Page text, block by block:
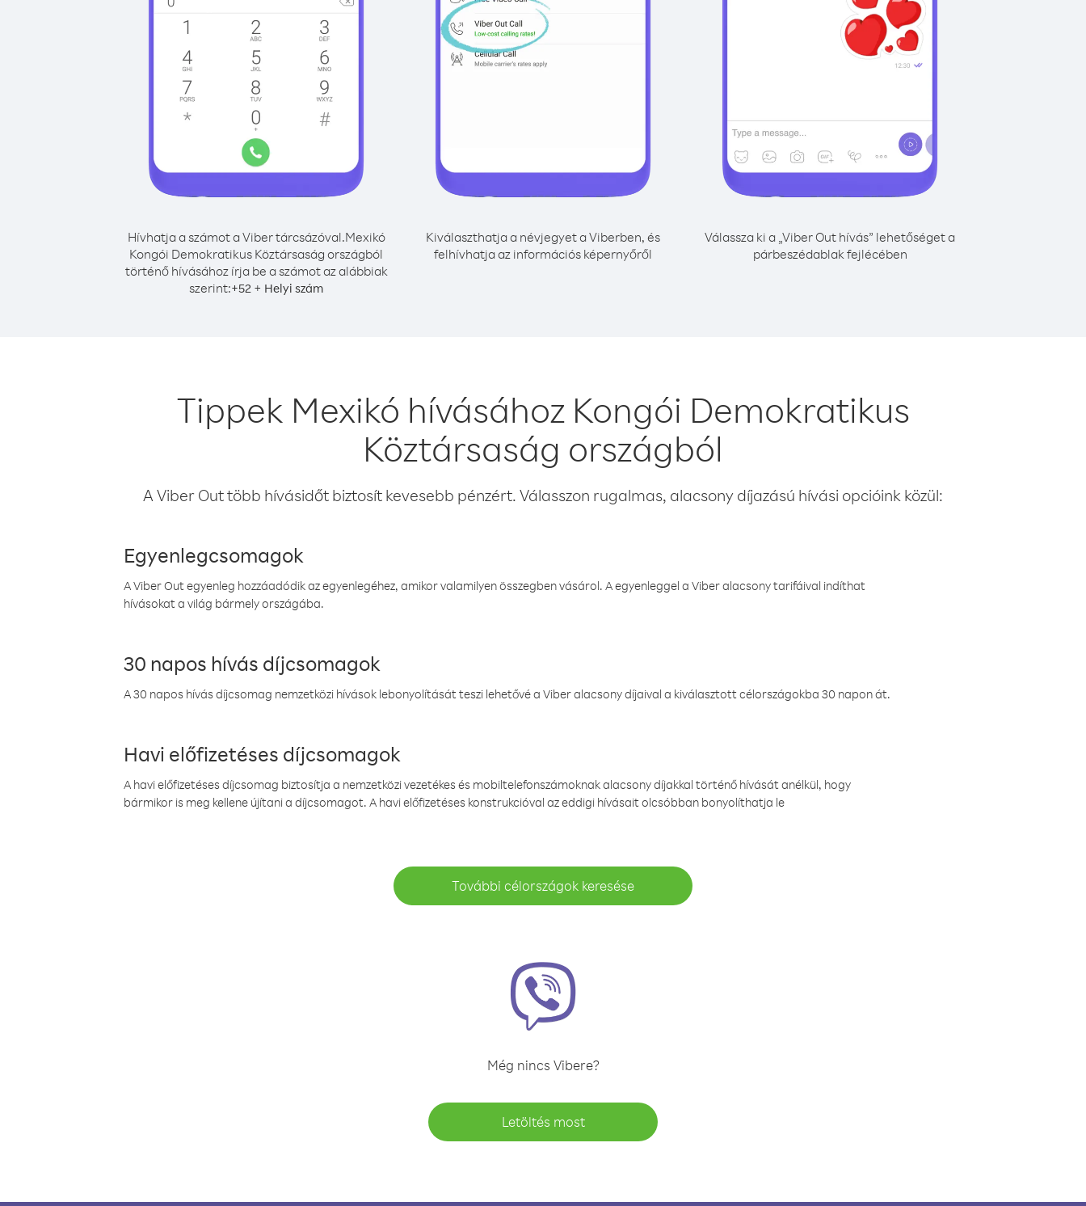
Hívhatja a számot a Viber tárcsázóval.Mexikó
Kongói Demokratikus Köztársaság országból
történő hívásához írja be a számot az alábbiak
szerint:+52 + Helyi szám
Kiválaszthatja a névjegyet a Viberben, és
felhívhatja az információs képernyőről
Válassza ki a „Viber Out hívás” lehetőséget a
párbeszédablak fejlécében
Tippek Mexikó hívásához Kongói Demokratikus
Köztársaság országból
A Viber Out több hívásidőt biztosít kevesebb pénzért. Válasszon rugalmas, alacsony díjazású hívási opcióink közül:
Egyenlegcsomagok
A Viber Out egyenleg hozzáadódik az egyenlegéhez, amikor valamilyen összegben vásárol. A egyenleggel a Viber alacsony tarifáival indíthat
hívásokat a világ bármely országába.
30 napos hívás díjcsomagok
A 30 napos hívás díjcsomag nemzetközi hívások lebonyolítását teszi lehetővé a Viber alacsony díjaival a kiválasztott célországokba 30 napon át.
Havi előfizetéses díjcsomagok
A havi előfizetéses díjcsomag biztosítja a nemzetközi vezetékes és mobiltelefonszámoknak alacsony díjakkal történő hívását anélkül, hogy
bármikor is meg kellene újítani a díjcsomagot. A havi előfizetéses konstrukcióval az eddigi hívásait olcsóbban bonyolíthatja le
További célországok keresése
Még nincs Vibere?
Letöltés most